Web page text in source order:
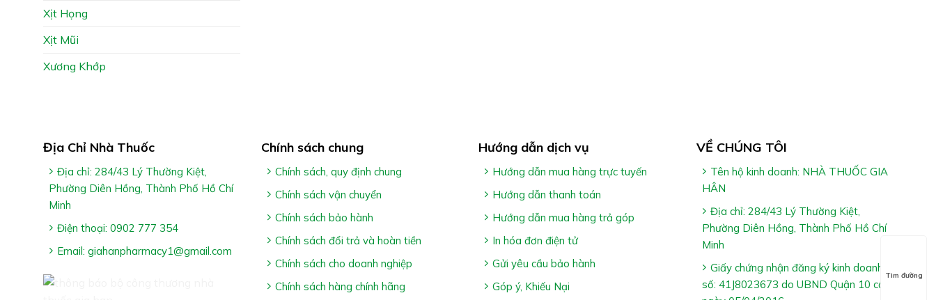
Xịt Họng
Xịt Mũi
Xương Khớp
Địa Chỉ Nhà Thuốc
Địa chỉ: 284/43 Lý Thường Kiệt,
Phường Diên Hồng, Thành Phố Hồ Chí
Minh
Điện thoại: 0902 777 354
Email: giahanpharmacy1@gmail.com
Chính sách chung
Chính sách, quy định chung
Chính sách vận chuyển
Chính sách bảo hành
Chính sách đổi trả và hoàn tiền
Chính sách cho doanh nghiệp
Chính sách hàng chính hãng
Hướng dẫn dịch vụ
Hướng dẫn mua hàng trực tuyến
Hướng dẫn thanh toán
Hướng dẫn mua hàng trả góp
In hóa đơn điện tử
Gửi yêu cầu bảo hành
Góp ý, Khiếu Nại
VỀ CHÚNG TÔI
Tên hộ kinh doanh: NHÀ THUỐC GIA
HÂN
Địa chỉ: 284/43 Lý Thường Kiệt,
Phường Diên Hồng, Thành Phố Hồ Chí
Minh
Giấy chứng nhận đăng ký kinh doanh
số: 41J8023673 do UBND Quận 10 cấp
Tìm đường